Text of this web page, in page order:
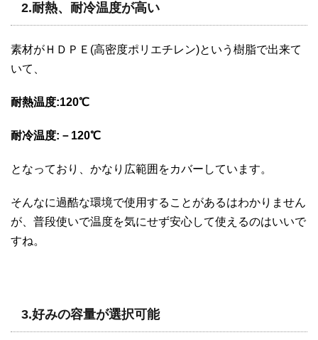
2.耐熱、耐冷温度が高い
素材がＨＤＰＥ(高密度ポリエチレン)という樹脂で出来て
いて、
耐熱温度:120℃
耐冷温度:－120℃
となっており、かなり広範囲をカバーしています。
そんなに過酷な環境で使用することがあるはわかりません
が、普段使いで温度を気にせず安心して使えるのはいいで
すね。
3.好みの容量が選択可能